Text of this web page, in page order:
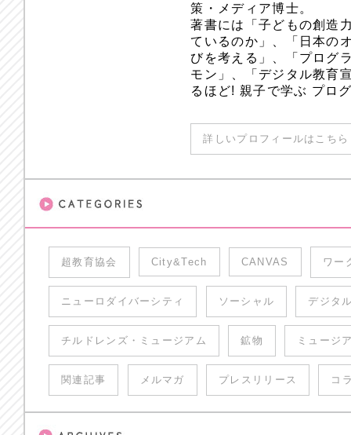
策・メディア博士。
著書には「子どもの創造
ているのか」、「日本の
びを考える」、「プログ
モン」、「デジタル教育
るほど! 親子で学ぶ プロ
詳しいプロフィールはこち
超教育協会 City&Tech CANVAS ワー
ニューロダイバーシティ ソーシャル デジタ
チルドレンズ・ミュージアム 鉱物 ミュージ
関連記事 メルマガ プレスリリース コ